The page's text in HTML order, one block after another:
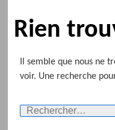
Rien
Il semble que nous ne
voir. Une recherche
Rechercher :